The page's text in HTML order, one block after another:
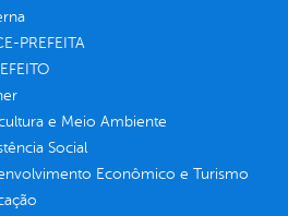
PREFEITA
e Meio Ambiente
Social
Econômico e Turismo